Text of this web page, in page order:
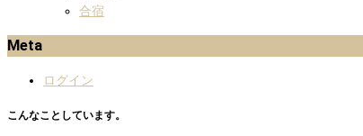
合宿
Meta
ログイン
こんなことしています。